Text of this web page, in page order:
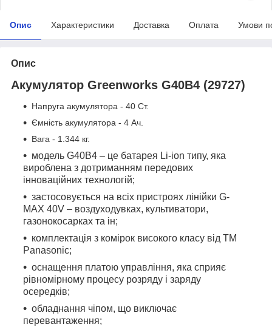
Опис Характеристики Доставка Оплата Умови
Опис
Акумулятор Greenworks G40B4 (29727)
Напруга акумулятора - 40 Ст.
Ємність акумулятора - 4 Ач.
Вага - 1.344 кг.
модель G40B4 – це батарея Li-ion типу, яка
вироблена з дотриманням передових
інноваційних технологій;
застосовується на всіх пристроях лінійки G-
MAX 40V – воздуходувках, культиватори,
газонокосарках та ін;
комплектація з комірок високого класу від ТМ
Panasonic;
оснащення платою управління, яка сприяє
рівномірному процесу розряду і заряду
осередків;
обладнання чіпом, що виключає
перевантаження;